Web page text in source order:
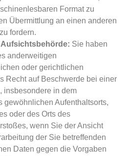
Format zu
Übermittlung an einen anderen
fordern.
Sie haben
anderweitigen
oder gerichtlichen
Recht auf Beschwerde bei einer
insbesondere in dem
gewöhnlichen Aufenthaltsorts,
oder des Orts des
wenn Sie der Ansicht
der Sie betreffenden
Daten gegen die Vorgaben